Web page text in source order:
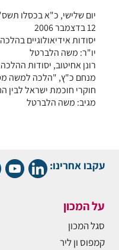
יום שלישי, כ"א בכסלו
12 בדצמבר 2006
יסודות אידיאולוגיים בהלכה
יו"ר: משה הלברטל
רונן אחיטוב, יסודות
מנחם כ"ץ, "הלכה למשה
חוקרי חוכמת ישראל לבין
מגיב: משה הלברטל
עקבו אחרינו:
על המכון
סגל המכון
קמפוס ון ליר